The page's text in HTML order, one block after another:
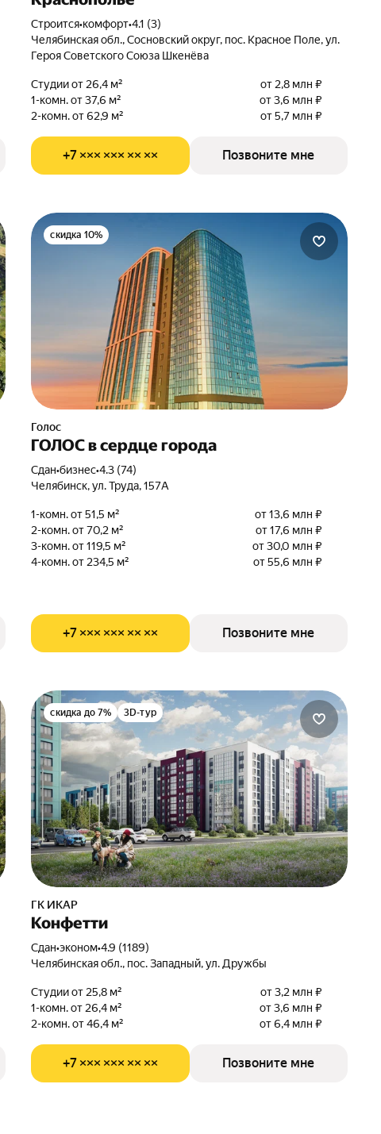
Строится•комфорт•4.1 (3)
Челябинская обл., Сосновский округ, пос. Красное Поле, ул.
Героя Советского Союза Шкенёва
Студии от 26,4 м²
от 2,8 млн ₽
1-комн. от 37,6 м²
от 3,6 млн ₽
2-комн. от 62,9 м²
от 5,7 млн ₽
+7 ××× ××× ×× ×× Позвоните мне
скидка 10%
Голос
ГОЛОС в сердце города
Сдан•бизнес•4.3 (74)
Челябинск, ул. Труда, 157А
1-комн. от 51,5 м²
от 13,6 млн ₽
2-комн. от 70,2 м²
от 17,6 млн ₽
3-комн. от 119,5 м²
от 30,0 млн ₽
4-комн. от 234,5 м²
от 55,6 млн ₽
+7 ××× ××× ×× ×× Позвоните мне
скидка до 7% 3D-тур
ГК ИКАР
Конфетти
Сдан•эконом•4.9 (1189)
Челябинская обл., пос. Западный, ул. Дружбы
Студии от 25,8 м²
от 3,2 млн ₽
1-комн. от 26,4 м²
от 3,6 млн ₽
2-комн. от 46,4 м²
от 6,4 млн ₽
+7 ××× ××× ×× ×× Позвоните мне